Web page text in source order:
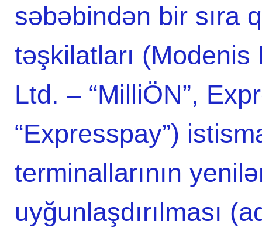
səbəbindən bir sıra
təşkilatları (Modenis
Ltd. – “MilliÖN”,
“Expresspay”)
terminallarının
uyğunlaşdırılması